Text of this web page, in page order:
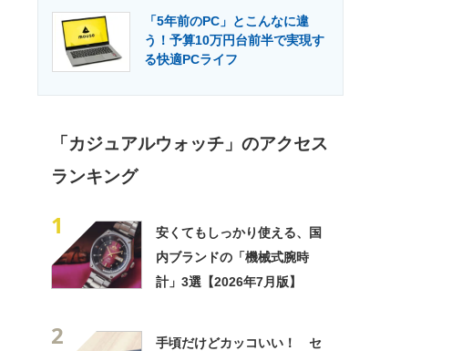
「5年前のPC」とこんなに違
う！予算10万円台前半で実現す
る快適PCライフ
「カジュアルウォッチ」のアクセス
ランキング
1
安くてもしっかり使える、国
内ブランドの「機械式腕時
計」3選【2026年7月版】
2
手頃だけどカッコいい！ セ